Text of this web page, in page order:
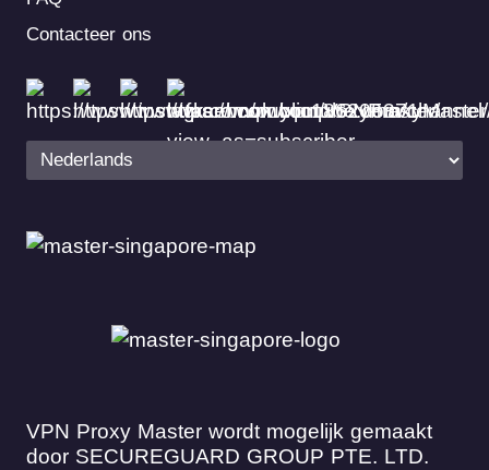
Contacteer ons
VPN Proxy Master wordt mogelijk gemaakt
door SECUREGUARD GROUP PTE. LTD.